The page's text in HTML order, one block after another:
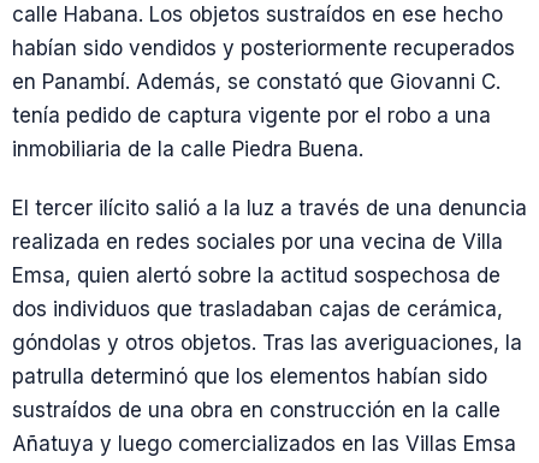
calle Habana. Los objetos sustraídos en ese hecho
habían sido vendidos y posteriormente recuperados
en Panambí. Además, se constató que Giovanni C.
tenía pedido de captura vigente por el robo a una
inmobiliaria de la calle Piedra Buena.
El tercer ilícito salió a la luz a través de una denuncia
realizada en redes sociales por una vecina de Villa
Emsa, quien alertó sobre la actitud sospechosa de
dos individuos que trasladaban cajas de cerámica,
góndolas y otros objetos. Tras las averiguaciones, la
patrulla determinó que los elementos habían sido
sustraídos de una obra en construcción en la calle
Añatuya y luego comercializados en las Villas Emsa